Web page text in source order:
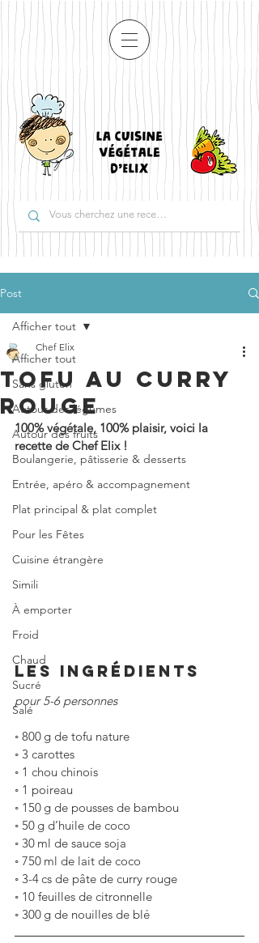
Post
Afficher tout
Sans gluten
Autour des légumes
Autour des fruits
Boulangerie, pâtisserie & desserts
Entrée, apéro & accompagnement
Plat principal & plat complet
Pour les Fêtes
Cuisine étrangère
Simili
À emporter
Froid
Chaud
Sucré
Salé
Afficher tout
TOFU AU CURRY
ROUGE
Chef Elix
100% végétale, 100% plaisir, voici la
recette de Chef Elix !
LES INGRÉDIENTS
pour 5-6 personnes
◦ 800 g de tofu nature
◦ 3 carottes
◦ 1 chou chinois
◦ 1 poireau
◦ 150 g de pousses de bambou
◦ 50 g d’huile de coco
◦ 30 ml de sauce soja
◦ 750 ml de lait de coco
◦ 3-4 cs de pâte de curry rouge
◦ 10 feuilles de citronnelle
◦ 300 g de nouilles de blé